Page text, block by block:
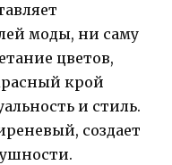
моды, ни саму
цветов,
крой
и стиль.
создает